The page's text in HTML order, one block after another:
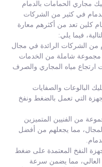
مجاري الحمامات بالدمام
في كثير من الشركات
كلين تعد من أكثرهم معارة
فيما يلي:
من الشركات الرائدة في مجال
مجموعة شاملة من الخدمات
مياه المجاري والصرف
البالوعات والصفايات
التي تعمل بالضغط ونفخ
من الفنيين المتميزين
مما يجعلهم من أفضل
النفخ المعتمدة على ضغط
العالي، مما يضمن سرعة